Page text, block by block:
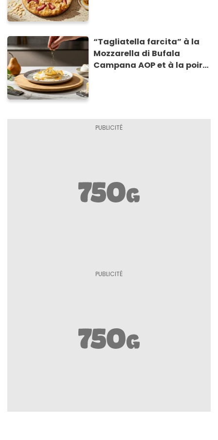
“Tagliatella farcita” à la
Mozzarella di Bufala
Campana AOP et à la poire